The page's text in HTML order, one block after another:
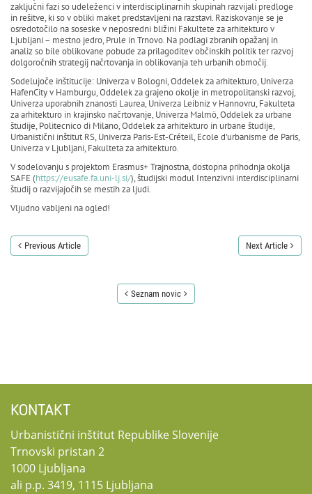
zaključni fazi so udeleženci v interdisciplinarnih skupinah razvijali predloge
in rešitve, ki so v obliki maket predstavljeni na razstavi. Raziskovanje se je
osredotočilo na soseske v neposredni bližini Fakultete za arhitekturo v
Ljubljani – mestno jedro, Prule in Trnovo. Na podlagi zbranih opažanj in
analiz so bile oblikovane pobude za prilagoditev občinskih politik ter razvoj
dolgoročnih strategij načrtovanja in oblikovanja teh urbanih območij.
Sodelujoče inštitucije: Univerza v Bologni, Oddelek za arhitekturo, Univerza
HafenCity v Hamburgu, Oddelek za grajeno okolje in metropolitanski razvoj,
Univerza uporabnih znanosti Laurea, Univerza Leibniz v Hannovru, Fakulteta
za arhitekturo in krajinsko načrtovanje, Univerza Malmö, Oddelek za urbane
študije, Politecnico di Milano, Oddelek za arhitekturo in urbane študije,
Urbanistični inštitut RS, Univerza Paris-Est-Créteil, Ecole d'urbanisme de Paris,
Univerza v Ljubljani, Fakulteta za arhitekturo.
V sodelovanju s projektom Erasmus+ Trajnostna, dostopna prihodnja okolja
SAFE (https://eusafe.fa.uni-lj.si/), študijski modul Intenzivni interdisciplinarni
študij o razvijajočih se mestih za ljudi.
Vljudno vabljeni na ogled!
Previous Article Next Article
Seznam novic
KONTAKT
Urbanistični inštitut Republike Slovenije
Trnovski pristan 2
1000 Ljubljana
ali p.p. 3419, 1115 Ljubljana